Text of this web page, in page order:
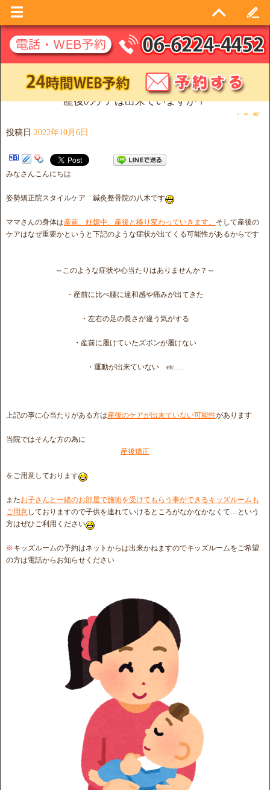
産後のケアは出来ていますか？
投稿日 2022年10月6日
みなさんこんにちは
姿勢矯正院スタイルケア 鍼灸整骨院の八木です
ママさんの身体は産前、妊娠中、産後と移り変わっていきます。 そして産後の
ケアはなぜ重要かというと下記のような症状が出てくる可能性があるからです
～このような症状や心当たりはありませんか？～
・産前に比べ腰に違和感や痛みが出てきた
・左右の足の長さが違う気がする
・産前に履けていたズボンが履けない
・運動が出来ていない etc.…
上記の事に心当たりがある方は産後のケアが出来ていない可能性があります
当院ではそんな方の為に
産後矯正
をご用意しております
またお子さんと一緒のお部屋で施術を受けてもらう事ができるキッズルームも
ご用意しておりますので子供を連れていけるところがなかなかなくて…という
方はぜひご利用ください
※キッズルームの予約はネットからは出来かねますのでキッズルームをご希望
の方は電話からお知らせください